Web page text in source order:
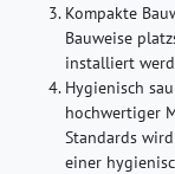
Kompakte
Bauweise
installiert
Hygienisch
hochwertiger
Standards
einer